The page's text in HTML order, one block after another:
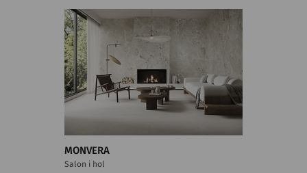
MONVERA
Salon i hol